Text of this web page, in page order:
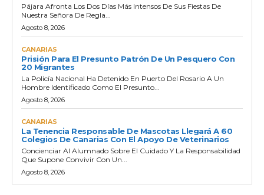
Pájara Afronta Los Dos Días Más Intensos De Sus Fiestas De
Nuestra Señora De Regla...
Agosto 8, 2026
CANARIAS
Prisión Para El Presunto Patrón De Un Pesquero Con
20 Migrantes
La Policía Nacional Ha Detenido En Puerto Del Rosario A Un
Hombre Identificado Como El Presunto...
Agosto 8, 2026
CANARIAS
La Tenencia Responsable De Mascotas Llegará A 60
Colegios De Canarias Con El Apoyo De Veterinarios
Concienciar Al Alumnado Sobre El Cuidado Y La Responsabilidad
Que Supone Convivir Con Un...
Agosto 8, 2026